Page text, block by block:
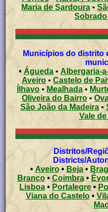
Maria de Sardoura•
Municípios do distrito
• Águeda • Albergaria-
Aveiro • Castelo de
Ílhavo• Mealhada•
Oliveira do Bairro•
São João da Madeira •
Vale
Distritos/
Districts/
• Aveiro• Beja•
Branco•Coimbra•
Lisboa • Portalegre•
Viana do Castelo•